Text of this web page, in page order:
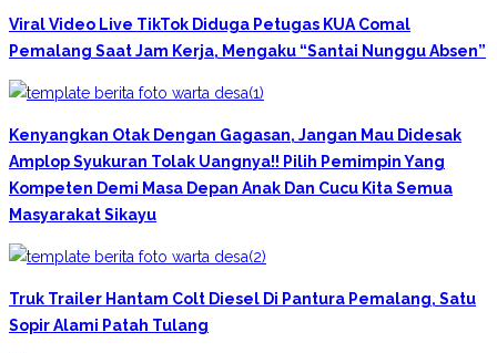
Viral Video Live TikTok Diduga Petugas KUA Comal
Pemalang Saat Jam Kerja, Mengaku “Santai Nunggu Absen”
Kenyangkan Otak Dengan Gagasan, Jangan Mau Didesak
Amplop Syukuran Tolak Uangnya!! Pilih Pemimpin Yang
Kompeten Demi Masa Depan Anak Dan Cucu Kita Semua
Masyarakat Sikayu
Truk Trailer Hantam Colt Diesel Di Pantura Pemalang, Satu
Sopir Alami Patah Tulang